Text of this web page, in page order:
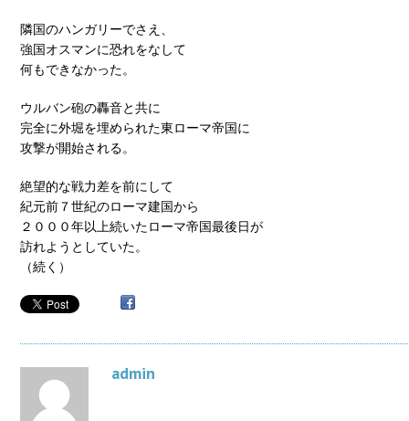
隣国のハンガリーでさえ、
強国オスマンに恐れをなして
何もできなかった。
ウルバン砲の轟音と共に
完全に外堀を埋められた東ローマ帝国に
攻撃が開始される。
絶望的な戦力差を前にして
紀元前７世紀のローマ建国から
２０００年以上続いたローマ帝国最後日が
訪れようとしていた。
（続く）
admin